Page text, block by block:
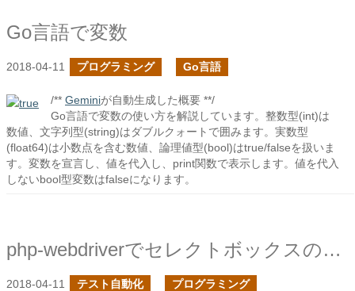
Go言語で変数
2018-04-11 プログラミング Go言語
/** Geminiが自動生成した概要 **/
Go言語で変数の使い方を解説しています。整数型(int)は
数値、文字列型(string)はダブルクォートで囲みます。実数型
(float64)は小数点を含む数値、論理値型(bool)はtrue/falseを扱いま
す。変数を宣言し、値を代入し、print関数で表示します。値を代入
しないbool型変数はfalseになります。
php-webdriverでセレクトボックスの値を選択する2
2018-04-11 テスト自動化 プログラミング